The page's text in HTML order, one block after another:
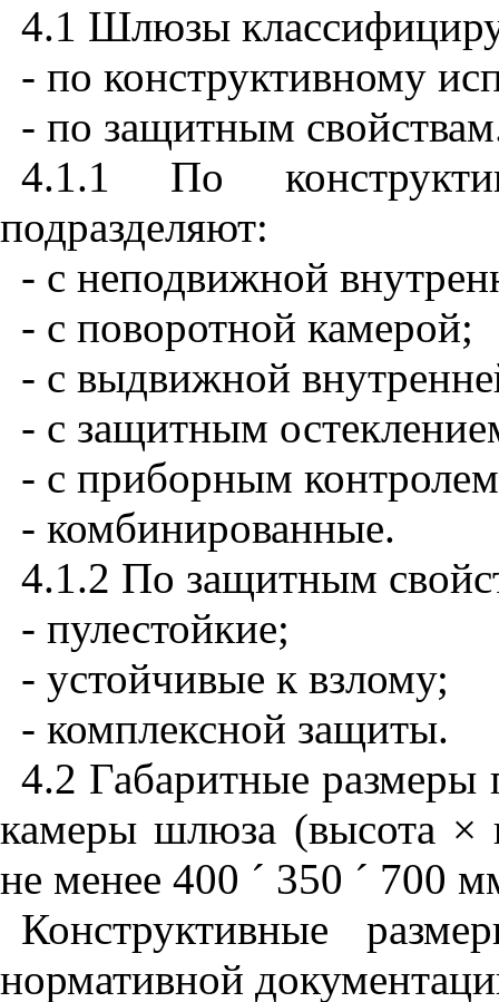
4.1 Шлюзы
- по конструктивному
- по защитным
4.1.1 По
подразделяют:
- с неподвижной
- с поворотной камерой;
- с выдвижной
- с защитным
- с приборным
- комбинированные.
4.1.2 По защитным
- пулестойкие;
- устойчивые к взлому;
- комплексной защиты.
4.2 Габаритные размеры
камеры шлюза (высота
не менее 400 ´ 350 ´ 700
Конструктивные
нормативной